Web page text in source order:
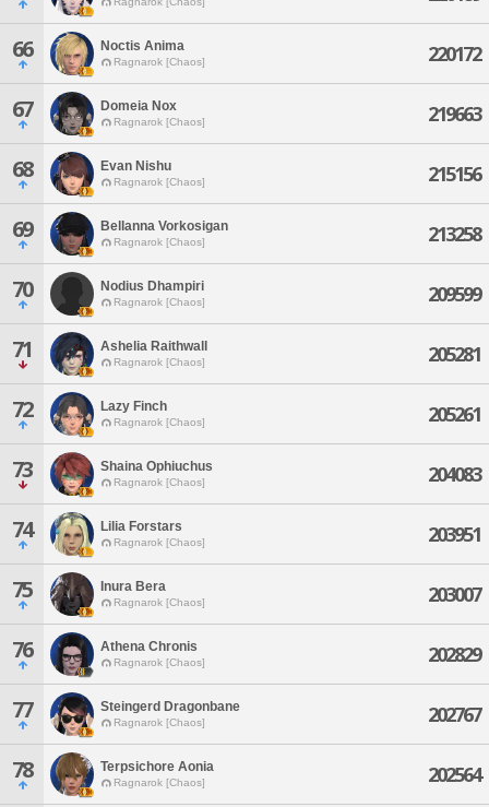
66 Noctis Anima
Ragnarok [Chaos] 220172
67 Domeia Nox
Ragnarok [Chaos] 219663
68 Evan Nishu
Ragnarok [Chaos] 215156
69 Bellanna Vorkosigan
Ragnarok [Chaos] 213258
70 Nodius Dhampiri
Ragnarok [Chaos] 209599
71 Ashelia Raithwall
Ragnarok [Chaos] 205281
72 Lazy Finch
Ragnarok [Chaos] 205261
73 Shaina Ophiuchus
Ragnarok [Chaos] 204083
74 Lilia Forstars
Ragnarok [Chaos] 203951
75 Inura Bera
Ragnarok [Chaos] 203007
76 Athena Chronis
Ragnarok [Chaos] 202829
77 Steingerd Dragonbane
Ragnarok [Chaos] 202767
78 Terpsichore Aonia
Ragnarok [Chaos] 202564